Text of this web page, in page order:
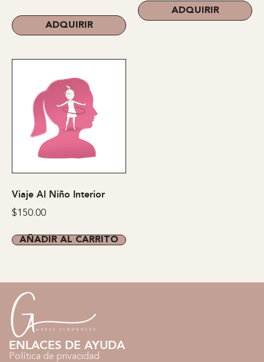
ADQUIRIR
ADQUIRIR
Viaje Al Niño Interior
$150.00
AÑADIR AL CARRITO
ENLACES DE AYUDA
Política de privacidad